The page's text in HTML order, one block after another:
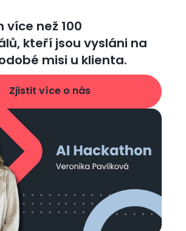
více než 100
kteří jsou vysláni na
misi u klienta.
Zjistit více o nás